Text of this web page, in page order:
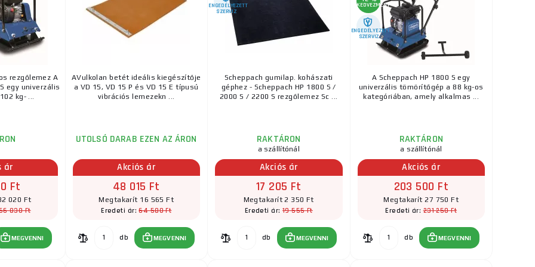
tartós anyagokból
, amelyek képesek ellenállni a megerőltető munkakörülményeknek és a
Fontos azonbana tábla rendszeres karbantartása és ellenőrzése annakmegfelelő működése és
Ez magában foglaljaa motor a vezérlőelemekésa táblán lévő lapátok
helyes kiválasztása és használata lehetővé teszi a szilárd és stabil alapot, amely szükséges az utak, járdák és
hosszú távú élettartamához.
rezgőlemez A
egy univerzális
kg- ...
ár
Ft
020 Ft
830 Ft
MEGVENNI
AVulkolan betét ideális kiegészítője
a VD 15, VD 15 P és VD 15 E típusú
vibrációs lemezekn ...
UTOLSÓ DARAB EZEN AZ ÁRON
Akciós ár
48 015 Ft
Megtakarít 16 565 Ft
Eredeti ár:64 580 Ft
db MEGVENNI
ENGEDÉLYEZETT
SZERVIZ
Scheppach gumilap. kohászati
géphez - Scheppach HP 1800 S /
2000 S / 2200 S rezgőlemez Sc ...
RAKTÁRON
a szállítónál
Akciós ár
17 205 Ft
Megtakarít 2 350 Ft
Eredeti ár: 19 555 Ft
db MEGVENNI
KEDVEZMÉNY
ENGEDÉLYEZETT
SZERVIZ
A Scheppach HP 1800 S egy
univerzális tömörítőgép a 88 kg-os
kategóriában, amely alkalmas ...
RAKTÁRON
a szállítónál
Akciós ár
203 500 Ft
Megtakarít 27 750 Ft
Eredeti ár:231 250 Ft
db MEGVENNI